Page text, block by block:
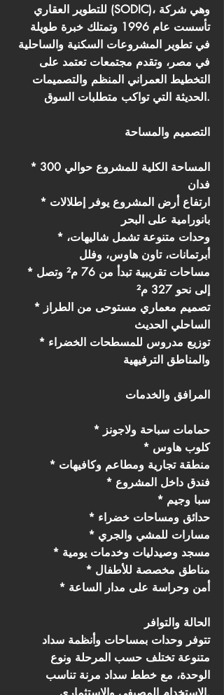
للتطوير العقاري (SODIC)، وهي شركة
تأسست عام 1996 وتمتلك خبرة طويلة
في تطوير المشروعات السكنية والساحلية
في مصر، وتقدم مجتمعات تعتمد على
التخطيط العمراني المنظم والتصميمات
الحديثة التي تواكب متطلبات السوق.
التصميم والمساحة
* المساحة الكلية للمشروع حوالي 300
فدان
* ارتفاع أرض المشروع يوفر إطلالات
بانورامية على البحر
* وحدات متنوعة تشمل شاليهات،
أبرتمانات، تاون هاوس، وفلل
* مساحات تقريبية تبدأ من 76 م² وتصل
إلى نحو 327 م²
* تصميم معماري مستوحى من الطراز
الساحلي الحديث
* توزيع مدروس للمسطحات الخضراء
والمناطق الترفيهية
المرافق والخدمات
* حمامات سباحة ولاجونز
* كلوب هاوس
* منطقة تجارية ومطاعم وكافيهات
* فندق داخل المشروع
* سبا وجيم
* حدائق ومساحات خضراء
* مسارات للمشي والجري
* مسجد وصيدليات وخدمات يومية
* مناطق مخصصة للأطفال
* أمن وحراسة على مدار الساعة
الحالة والتوافر
تتوفر وحدات بمساحات وأنظمة سداد
متنوعة تختلف حسب المرحلة ونوع
الوحدة، مع خطط سداد مرنة تناسب